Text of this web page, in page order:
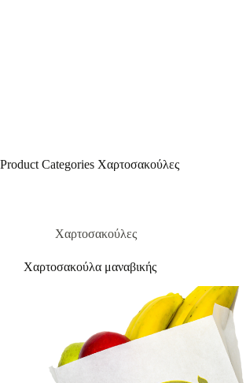
Product Categories Χαρτοσακούλες
Χαρτοσακούλες
Xαρτοσακούλα μαναβικής